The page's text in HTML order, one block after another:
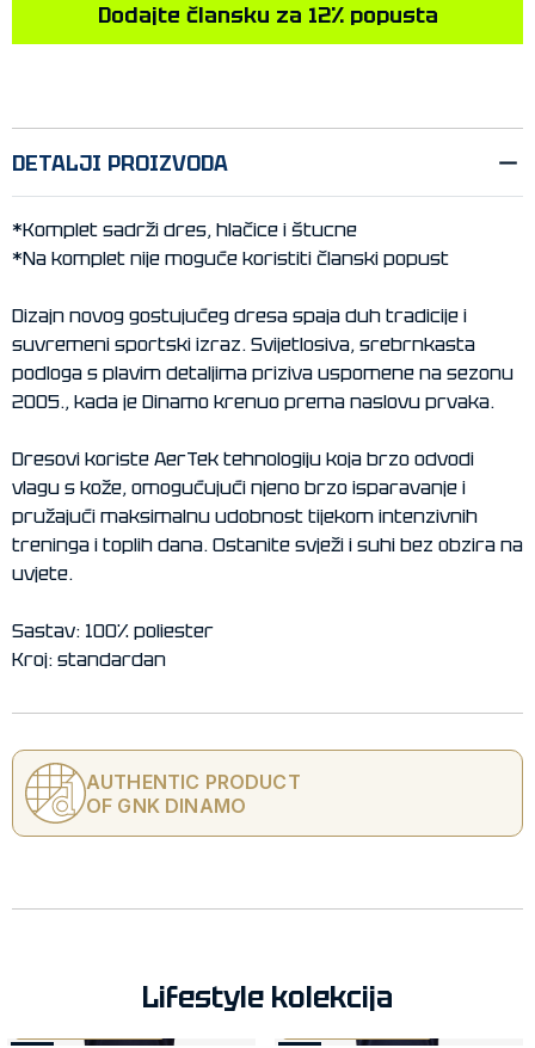
Dodajte člansku za 12% popusta
DETALJI PROIZVODA
*Komplet sadrži dres, hlačice i štucne
*Na komplet nije moguće koristiti članski popust
Dizajn novog gostujućeg dresa spaja duh tradicije i
suvremeni sportski izraz. Svijetlosiva, srebrnkasta
podloga s plavim detaljima priziva uspomene na sezonu
2005., kada je Dinamo krenuo prema naslovu prvaka.
Dresovi koriste AerTek tehnologiju koja brzo odvodi
vlagu s kože, omogućujući njeno brzo isparavanje i
pružajući maksimalnu udobnost tijekom intenzivnih
treninga i toplih dana. Ostanite svježi i suhi bez obzira na
uvjete.
Sastav: 100% poliester
Kroj: standardan
AUTHENTIC PRODUCT
OF GNK DINAMO
Lifestyle kolekcija